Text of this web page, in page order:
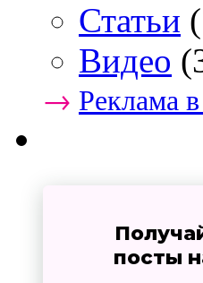
Статьи
Видео
→ Реклама
посты